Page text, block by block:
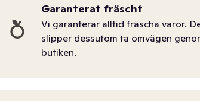
Garanterat fräscht
Vi garanterar alltid fräscha varor.
slipper dessutom ta omvägen
butiken.